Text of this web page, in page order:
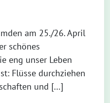
am 25./26. April
schönes
eng unser Leben
Flüsse durchziehen
und […]